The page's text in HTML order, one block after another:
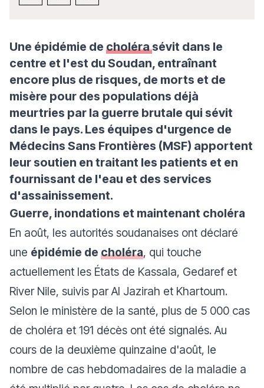
Une épidémie de cholérasévit dans le
centre et l'est du Soudan, entraînant
encore plus de risques, de morts et de
misère pour des populations déjà
meurtries par la guerre brutale qui sévit
dans le pays. Les équipes d'urgence de
Médecins Sans Frontières (MSF) apportent
leur soutien en traitant les patients et en
fournissant de l'eau et des services
d'assainissement.
Guerre, inondations et maintenant choléra
En août, les autorités soudanaises ont déclaré
une épidémie de choléra, qui touche
actuellement les États de Kassala, Gedaref et
River Nile, suivis par Al Jazirah et Khartoum.
Selon le ministère de la santé, plus de 5 000 cas
de choléra et 191 décès ont été signalés. Au
cours de la deuxième quinzaine d'août, le
nombre de cas hebdomadaires de la maladie a